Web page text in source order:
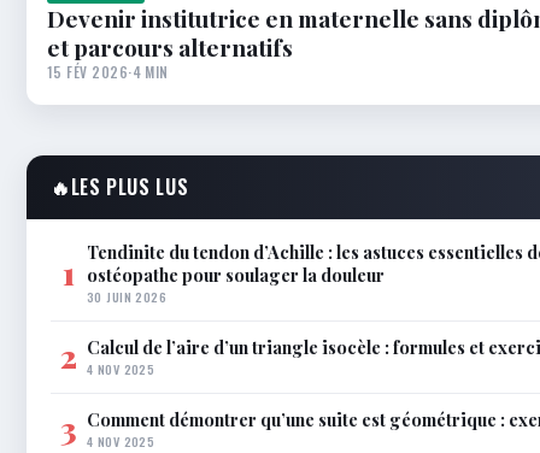
Devenir institutrice en maternelle sans
et parcours alternatifs
15 FÉV 2026·4 MIN
🔥LES PLUS LUS
1
Tendinite du tendon d’Achille : les astuces essentielles
ostéopathe pour soulager la douleur
30 JUIN 2026
2 Calcul de l’aire d’un triangle isocèle : formules et
4 NOV 2025
3 Comment démontrer qu’une suite est géométrique :
4 NOV 2025